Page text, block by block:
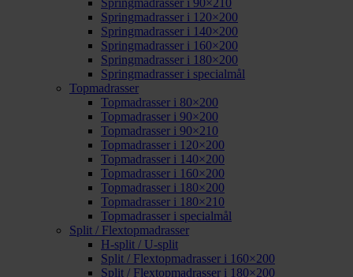
Springmadrasser i 90×210
Springmadrasser i 120×200
Springmadrasser i 140×200
Springmadrasser i 160×200
Springmadrasser i 180×200
Springmadrasser i specialmål
Topmadrasser
Topmadrasser i 80×200
Topmadrasser i 90×200
Topmadrasser i 90×210
Topmadrasser i 120×200
Topmadrasser i 140×200
Topmadrasser i 160×200
Topmadrasser i 180×200
Topmadrasser i 180×210
Topmadrasser i specialmål
Split / Flextopmadrasser
H-split / U-split
Split / Flextopmadrasser i 160×200
Split / Flextopmadrasser i 180×200